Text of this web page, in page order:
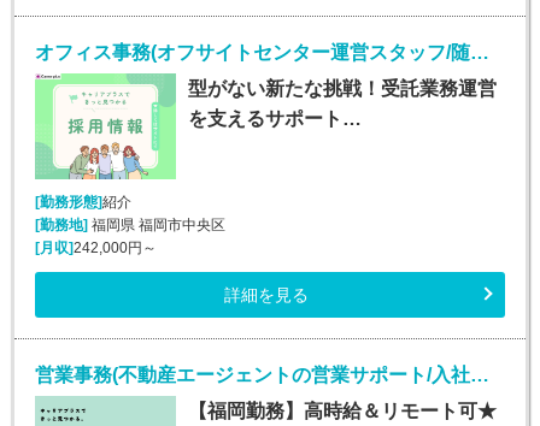
オフィス事務(オフサイトセンター運営スタッフ/随時入社/長期)
型がない新たな挑戦！受託業務運営
を支えるサポート…
[勤務形態]紹介
[勤務地] 福岡県 福岡市中央区
[月収]242,000円～
詳細を見る
営業事務(不動産エージェントの営業サポート/入社日応相談)
【福岡勤務】高時給＆リモート可★